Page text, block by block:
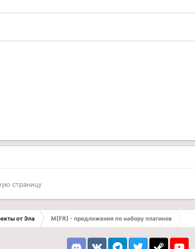
страницу
от Эла M[FR] - предложения по набору плагинов